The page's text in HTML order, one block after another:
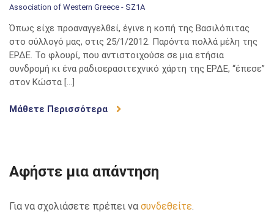
Association of Western Greece - SZ1A
Όπως είχε προαναγγελθεί, έγινε η κοπή της Βασιλόπιτας
στο σύλλογό μας, στις 25/1/2012. Παρόντα πολλά μέλη της
ΕΡΔΕ. Το φλουρί, που αντιστοιχούσε σε μια ετήσια
συνδρομή κι ένα ραδιοερασιτεχνικό χάρτη της ΕΡΔΕ, “έπεσε”
στον Κώστα […]
Μάθετε Περισσότερα
Αφήστε μια απάντηση
Για να σχολιάσετε πρέπει να συνδεθείτε.